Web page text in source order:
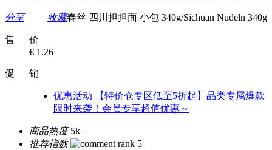
分享 收藏春丝 四川担担面 小包 340g/Sichuan Nudeln 340g
售 价
€ 1.26
促 销
优惠活动
【特价仓专区低至5折起】品类专属爆款
限时来袭！会员专享超值优惠～
商品热度 5k+
推荐指数